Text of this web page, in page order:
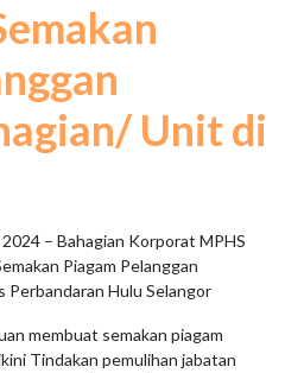
Unit di
– Bahagian Korporat MPHS
Piagam Pelanggan
Perbandaran Hulu Selangor
membuat semakan piagam
Tindakan pemulihan jabatan